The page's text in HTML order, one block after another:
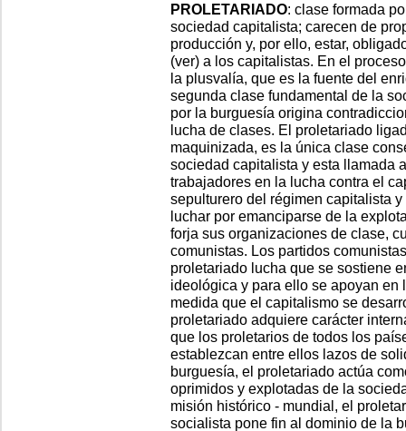
PROLETARIADO: clase formada
sociedad capitalista; carecen de
producción y, por ello, estar,
(ver) a los capitalistas. En el
la plusvalía, que es la fuente del
segunda clase fundamental de la
por la burguesía origina
lucha de clases. El proletariado
maquinizada, es la única clase
sociedad capitalista y esta llamada
trabajadores en la lucha contra el
sepulturero del régimen capitalista
luchar por emanciparse de la
forja sus organizaciones de clase,
comunistas. Los partidos
proletariado lucha que se sostiene
ideológica y para ello se apoyan en
medida que el capitalismo se
proletariado adquiere carácter
que los proletarios de todos los
establezcan entre ellos lazos de
burguesía, el proletariado actúa
oprimidos y explotadas de la
misión histórico - mundial, el
socialista pone fin al dominio de la